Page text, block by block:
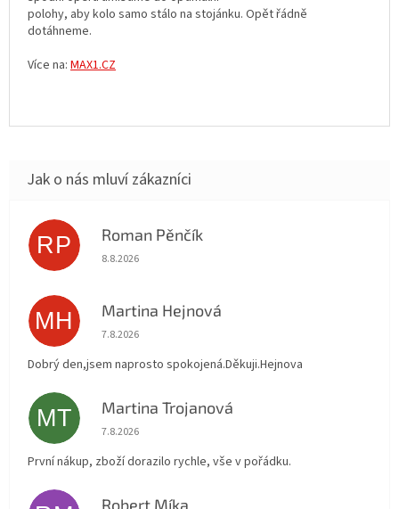
polohy, aby kolo samo stálo na stojánku. Opět řádně
dotáhneme.
Více na: MAX1.CZ
RP Roman Pěnčík
Hodnocení obchodu je 5 z 5 hvězdiček.
8.8.2026
MH Martina Hejnová
Hodnocení obchodu je 5 z 5 hvězdiček.
7.8.2026
Dobrý den,jsem naprosto spokojená.Děkuji.Hejnova
MT Martina Trojanová
Hodnocení obchodu je 5 z 5 hvězdiček.
7.8.2026
První nákup, zboží dorazilo rychle, vše v pořádku.
Robert Míka